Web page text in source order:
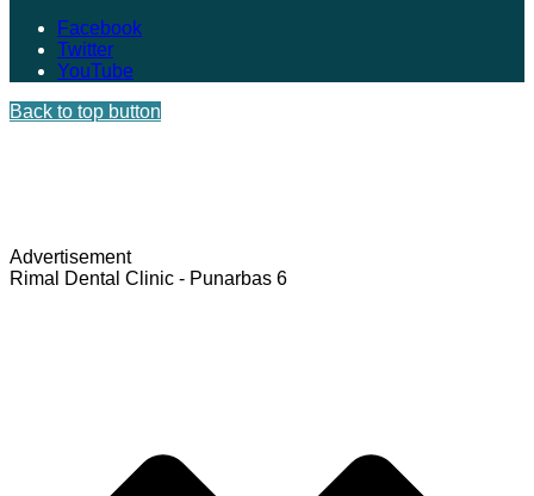
Facebook
Twitter
YouTube
Back to top button
Advertisement
Rimal Dental Clinic - Punarbas 6